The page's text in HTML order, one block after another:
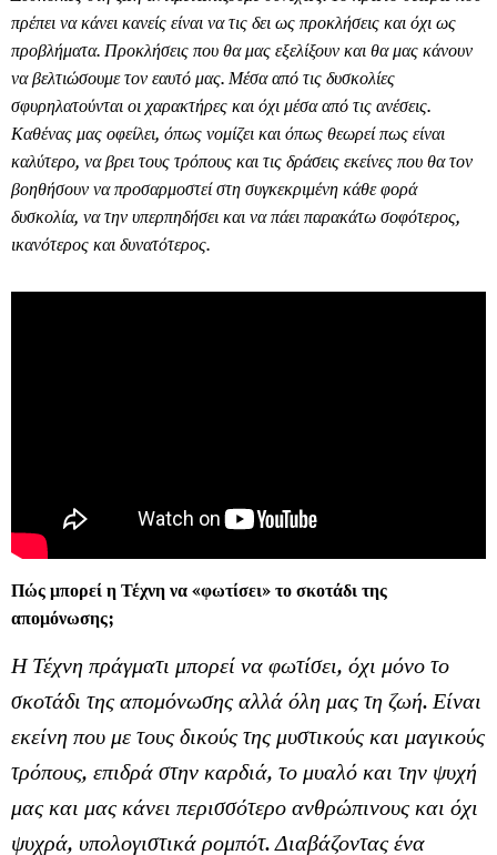
πρέπει να κάνει κανείς είναι να τις δει ως προκλήσεις και όχι ως
προβλήματα. Προκλήσεις που θα μας εξελίξουν και θα μας κάνουν
να βελτιώσουμε τον εαυτό μας. Μέσα από τις δυσκολίες
σφυρηλατούνται οι χαρακτήρες και όχι μέσα από τις ανέσεις.
Καθένας μας οφείλει, όπως νομίζει και όπως θεωρεί πως είναι
καλύτερο, να βρει τους τρόπους και τις δράσεις εκείνες που θα τον
βοηθήσουν να προσαρμοστεί στη συγκεκριμένη κάθε φορά
δυσκολία, να την υπερπηδήσει και να πάει παρακάτω σοφότερος,
ικανότερος και δυνατότερος.
Πώς μπορεί η Τέχνη να «φωτίσει» το σκοτάδι της
απομόνωσης;
Η Τέχνη πράγματι μπορεί να φωτίσει, όχι μόνο το
σκοτάδι της απομόνωσης αλλά όλη μας τη ζωή. Είναι
εκείνη που με τους δικούς της μυστικούς και μαγικούς
τρόπους, επιδρά στην καρδιά, το μυαλό και την ψυχή
μας και μας κάνει περισσότερο ανθρώπινους και όχι
ψυχρά, υπολογιστικά ρομπότ. Διαβάζοντας ένα